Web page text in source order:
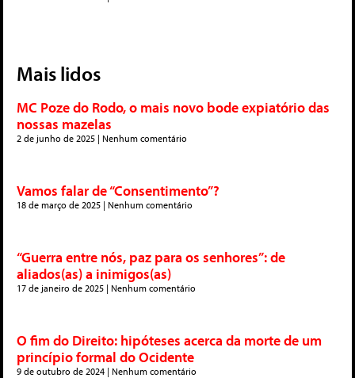
Mais lidos
MC Poze do Rodo, o mais novo bode expiatório das
nossas mazelas
2 de junho de 2025 Nenhum comentário
Vamos falar de “Consentimento”?
18 de março de 2025 Nenhum comentário
“Guerra entre nós, paz para os senhores”: de
aliados(as) a inimigos(as)
17 de janeiro de 2025 Nenhum comentário
O fim do Direito: hipóteses acerca da morte de um
princípio formal do Ocidente
9 de outubro de 2024 Nenhum comentário